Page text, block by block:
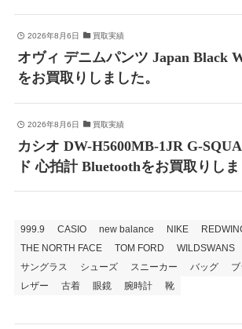
2026年8月6日 買取実績
オヴィ デニムパンツ Japan Black
をお買取りしました。
2026年8月6日 買取実績
カシオ DW-H5600MB-1JR G-
ド 心拍計 Bluetoothをお買取りしま
999.9 CASIO new balance NIKE
THE NORTH FACE
TOM FORD WILDSWANS
サングラス
シューズ スニーカー バッグ
レザー
古着 眼鏡 腕時計 靴